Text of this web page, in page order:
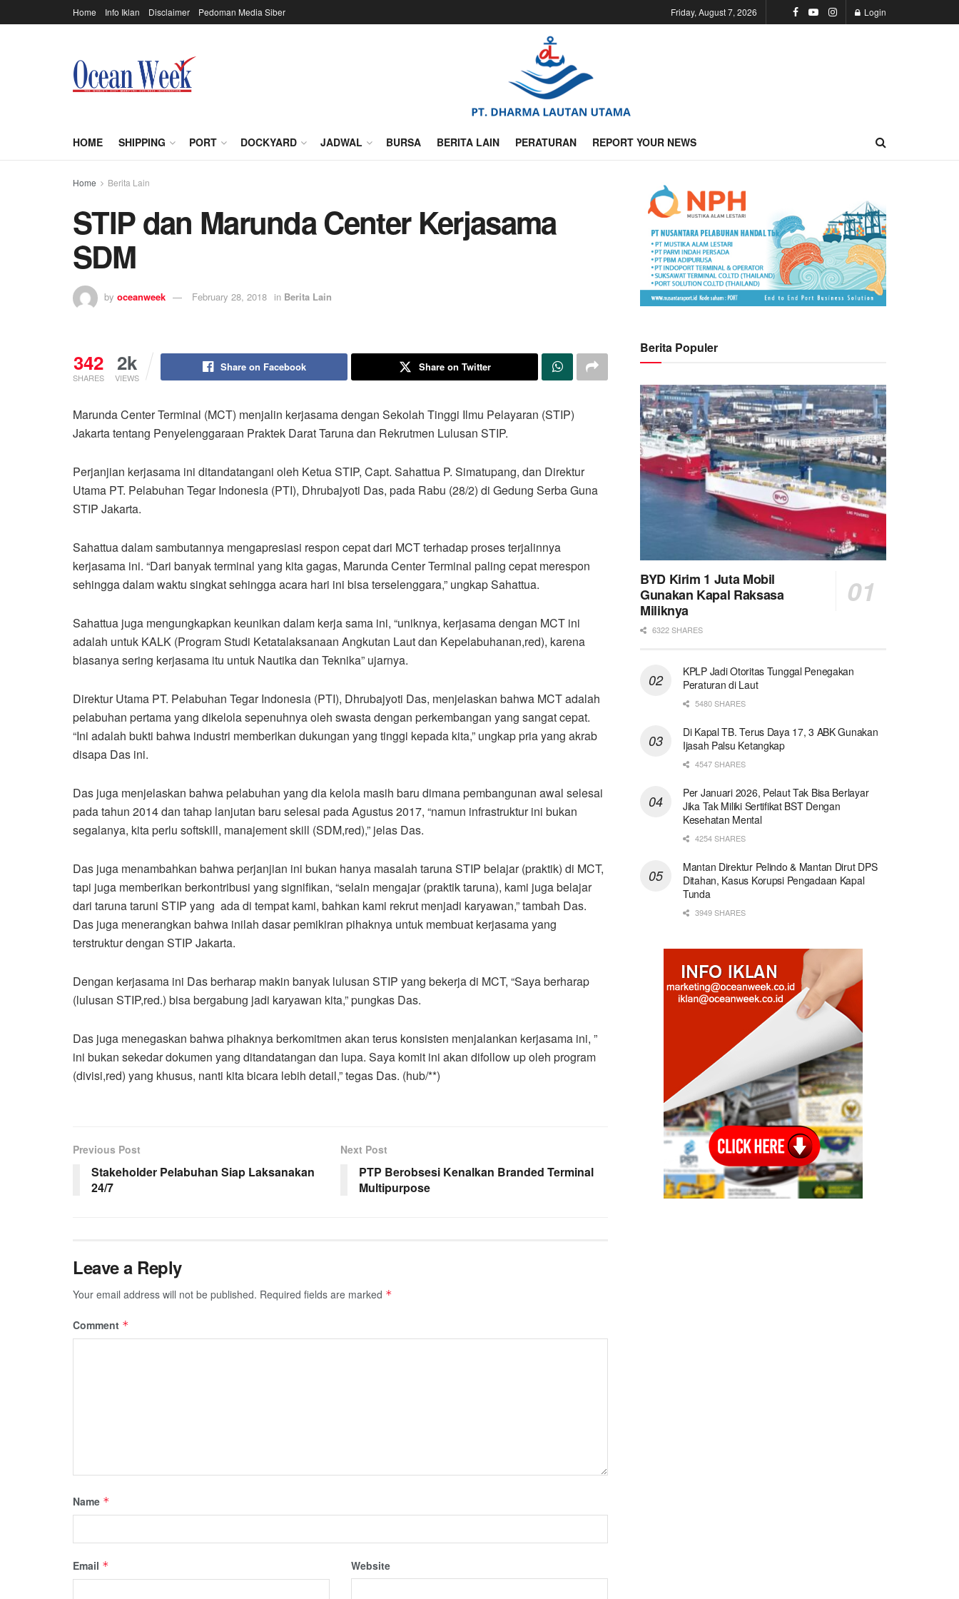
Home Info Iklan Disclaimer Pedoman Media Siber Friday, August 7, 2026 Login
HOME SHIPPING PORT DOCKYARD JADWAL BURSA BERITA LAIN PERATURAN REPORT YOUR NEWS
Home Berita Lain
STIP dan Marunda Center Kerjasama
SDM
by oceanweek February 28, 2018 in Berita Lain
342
SHARES
2k
VIEWS
Share on Facebook Share on Twitter
Marunda Center Terminal (MCT) menjalin kerjasama dengan Sekolah Tinggi Ilmu Pelayaran (STIP)
Jakarta tentang Penyelenggaraan Praktek Darat Taruna dan Rekrutmen Lulusan STIP.
Perjanjian kerjasama ini ditandatangani oleh Ketua STIP, Capt. Sahattua P. Simatupang, dan Direktur
Utama PT. Pelabuhan Tegar Indonesia (PTI), Dhrubajyoti Das, pada Rabu (28/2) di Gedung Serba Guna
STIP Jakarta.
Sahattua dalam sambutannya mengapresiasi respon cepat dari MCT terhadap proses terjalinnya
kerjasama ini. “Dari banyak terminal yang kita gagas, Marunda Center Terminal paling cepat merespon
sehingga dalam waktu singkat sehingga acara hari ini bisa terselenggara,” ungkap Sahattua.
Sahattua juga mengungkapkan keunikan dalam kerja sama ini, “uniknya, kerjasama dengan MCT ini
adalah untuk KALK (Program Studi Ketatalaksanaan Angkutan Laut dan Kepelabuhanan,red), karena
biasanya sering kerjasama itu untuk Nautika dan Teknika” ujarnya.
Direktur Utama PT. Pelabuhan Tegar Indonesia (PTI), Dhrubajyoti Das, menjelaskan bahwa MCT adalah
pelabuhan pertama yang dikelola sepenuhnya oleh swasta dengan perkembangan yang sangat cepat.
“Ini adalah bukti bahwa industri memberikan dukungan yang tinggi kepada kita,” ungkap pria yang akrab
disapa Das ini.
Das juga menjelaskan bahwa pelabuhan yang dia kelola masih baru dimana pembangunan awal selesai
pada tahun 2014 dan tahap lanjutan baru selesai pada Agustus 2017, “namun infrastruktur ini bukan
segalanya, kita perlu softskill, manajement skill (SDM,red),” jelas Das.
Das juga menambahkan bahwa perjanjian ini bukan hanya masalah taruna STIP belajar (praktik) di MCT,
tapi juga memberikan berkontribusi yang signifikan, “selain mengajar (praktik taruna), kami juga belajar
dari taruna taruni STIP yang ada di tempat kami, bahkan kami rekrut menjadi karyawan,” tambah Das.
Das juga menerangkan bahwa inilah dasar pemikiran pihaknya untuk membuat kerjasama yang
terstruktur dengan STIP Jakarta.
Dengan kerjasama ini Das berharap makin banyak lulusan STIP yang bekerja di MCT, “Saya berharap
(lulusan STIP,red.) bisa bergabung jadi karyawan kita,” pungkas Das.
Das juga menegaskan bahwa pihaknya berkomitmen akan terus konsisten menjalankan kerjasama ini, ”
ini bukan sekedar dokumen yang ditandatangan dan lupa. Saya komit ini akan difollow up oleh program
(divisi,red) yang khusus, nanti kita bicara lebih detail,” tegas Das. (hub/**)
Previous Post
Stakeholder Pelabuhan Siap Laksanakan
24/7
Next Post
PTP Berobsesi Kenalkan Branded Terminal
Multipurpose
Leave a Reply
Your email address will not be published. Required fields are marked *
Comment *
Name *
Email * Website
Berita Populer
BYD Kirim 1 Juta Mobil
Gunakan Kapal Raksasa
Miliknya
6322 SHARES
KPLP Jadi Otoritas Tunggal Penegakan
Peraturan di Laut
5480 SHARES
Di Kapal TB. Terus Daya 17, 3 ABK Gunakan
Ijasah Palsu Ketangkap
4547 SHARES
Per Januari 2026, Pelaut Tak Bisa Berlayar
Jika Tak Miliki Sertifikat BST Dengan
Kesehatan Mental
4254 SHARES
Mantan Direktur Pelindo & Mantan Dirut DPS
Ditahan, Kasus Korupsi Pengadaan Kapal
Tunda
3949 SHARES